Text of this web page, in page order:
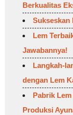
Berkualitas
Sukseskan
Lem
Jawabannya!
Langkah-
dengan Lem
Pabrik
Produksi